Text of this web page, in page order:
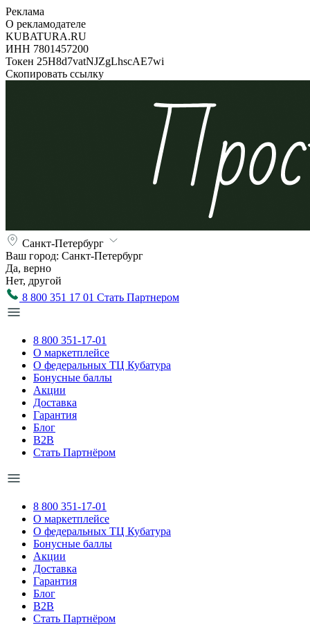
Реклама
О рекламодателе
KUBATURA.RU
ИНН 7801457200
Токен 25H8d7vatNJZgLhscAE7wi
Скопировать ссылку
Санкт-Петербург
Ваш город: Санкт-Петербург
Да, верно
Нет, другой
8 800 351 17 01 Стать Партнером
8 800 351-17-01
О маркетплейсе
О федеральных ТЦ Кубатура
Бонусные баллы
Акции
Доставка
Гарантия
Блог
B2B
Стать Партнёром
8 800 351-17-01
О маркетплейсе
О федеральных ТЦ Кубатура
Бонусные баллы
Акции
Доставка
Гарантия
Блог
B2B
Стать Партнёром